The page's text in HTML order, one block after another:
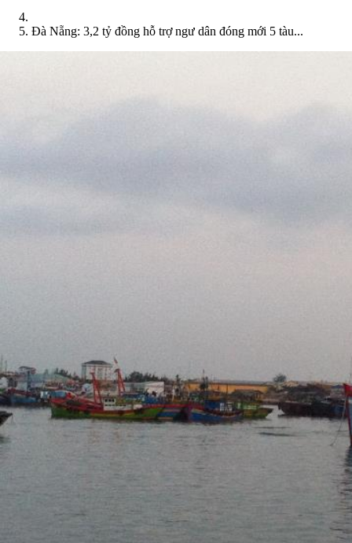
Đà Nẵng: 3,2 tỷ đồng hỗ trợ ngư dân đóng mới 5 tàu...